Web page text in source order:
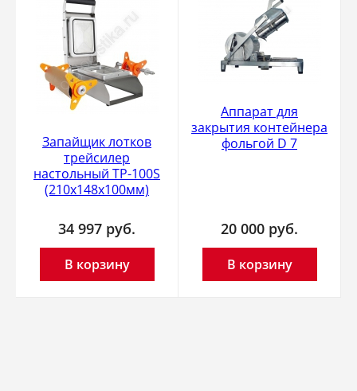
Запайщик лотков
трейсилер
настольный TP-100S
(210х148х100мм)
34 997 руб.
В корзину
Аппарат для
закрытия контейнера
фольгой D 7
20 000 руб.
В корзину